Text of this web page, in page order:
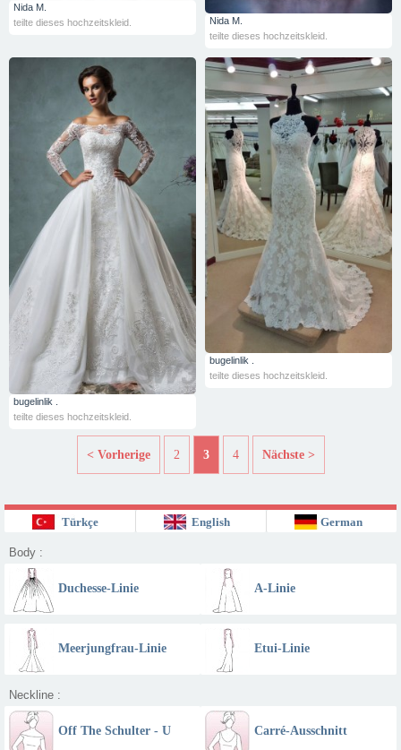
Nida M.
teilte dieses hochzeitskleid.
Nida M.
teilte dieses hochzeitskleid.
bugelinlik .
teilte dieses hochzeitskleid.
bugelinlik .
teilte dieses hochzeitskleid.
< Vorherige 2 3 4 Nächste >
Türkçe English German
Body :
Duchesse-Linie A-Linie
Meerjungfrau-Linie Etui-Linie
Neckline :
Off The Schulter - U Carré-Ausschnitt